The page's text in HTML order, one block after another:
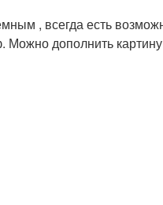
, всегда есть
дополнить